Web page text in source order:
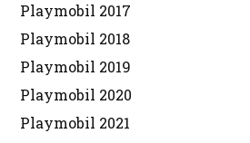
Playmobil 2017
Playmobil 2018
Playmobil 2019
Playmobil 2020
Playmobil 2021